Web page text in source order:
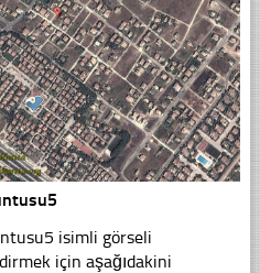
isimli görseli
için aşağıdakini